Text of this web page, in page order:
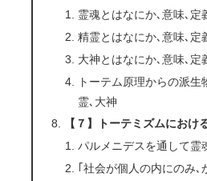
霊魂とはなにか､意味､定
精霊とはなにか､意味､定
大神とはなにか､意味､定
トーテム原理からの派生
霊､大神
【７】トーテミズムにおけ
パルメニデスを通して霊
｢社会が個人の内にのみ